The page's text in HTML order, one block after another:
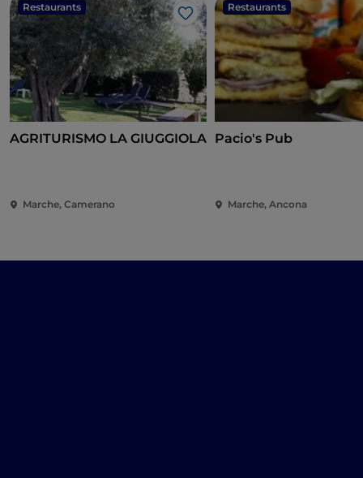
Restaurants
Like
AGRITURISMO LA GIUGGIOLA
Marche, Camerano
Restaurants
Pacio's Pub
Marche, Ancona